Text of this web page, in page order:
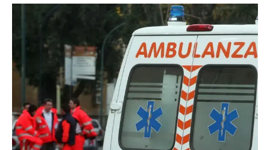
ECONOMIA
SERVIZI ALLE IMPRESE
LAVORO
BANDI